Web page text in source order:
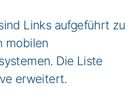
Links aufgeführt zu
mobilen
Die Liste
erweitert.